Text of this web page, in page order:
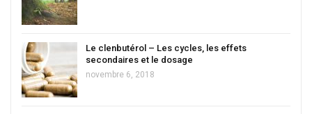
Le clenbutérol – Les cycles, les effets
secondaires et le dosage
novembre 6, 2018